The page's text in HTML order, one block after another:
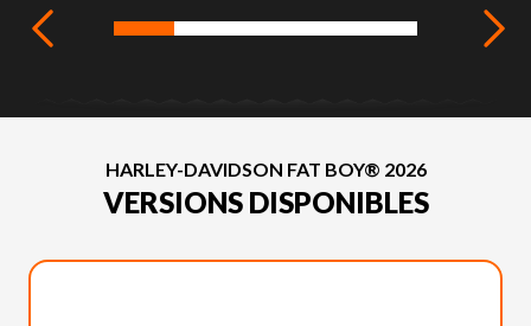
HARLEY-DAVIDSON FAT BOY® 2026
VERSIONS DISPONIBLES